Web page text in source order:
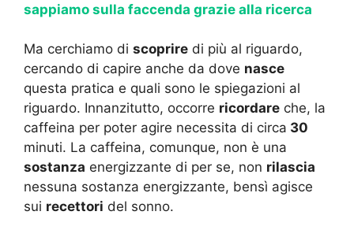
sappiamo sulla faccenda grazie alla ricerca
Ma cerchiamo di scoprire di più al riguardo,
cercando di capire anche da dove nasce
questa pratica e quali sono le spiegazioni al
riguardo. Innanzitutto, occorre ricordare che, la
caffeina per poter agire necessita di circa 30
minuti. La caffeina, comunque, non è una
sostanza energizzante di per se, non rilascia
nessuna sostanza energizzante, bensì agisce
sui recettori del sonno.